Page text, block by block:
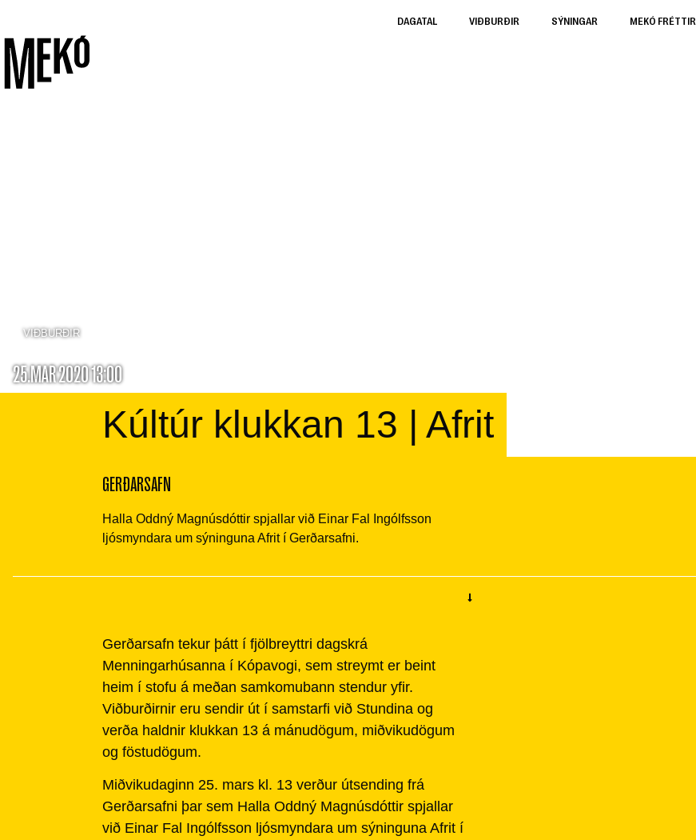
DAGATAL VIÐBURÐIR SÝNINGAR MEKÓ FRÉTTIR
VIÐBURÐIR
25.MAR 2020 13:00
Kúltúr klukkan 13 | Afrit
GERÐARSAFN
Halla Oddný Magnúsdóttir spjallar við Einar Fal Ingólfsson
ljósmyndara um sýninguna Afrit í Gerðarsafni.
Gerðarsafn tekur þátt í fjölbreyttri dagskrá
Menningarhúsanna í Kópavogi, sem streymt er beint
heim í stofu á meðan samkomubann stendur yfir.
Viðburðirnir eru sendir út í samstarfi við Stundina og
verða haldnir klukkan 13 á mánudögum, miðvikudögum
og föstudögum.
Miðvikudaginn 25. mars kl. 13 verður útsending frá
Gerðarsafni þar sem Halla Oddný Magnúsdóttir spjallar
við Einar Fal Ingólfsson ljósmyndara um sýninguna Afrit í